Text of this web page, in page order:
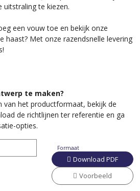
uitstraling te kiezen.
een vouw toe en bekijk onze
haast? Met onze razendsnelle levering
te maken?
van het productformaat, bekijk de
de richtlijnen ter referentie en ga
opties.
Formaat
Download PDF
Voorbeeld